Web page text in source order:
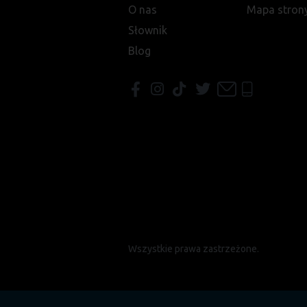
O nas
Słownik
Blog
Mapa
Wszystkie prawa zastrzeżone.